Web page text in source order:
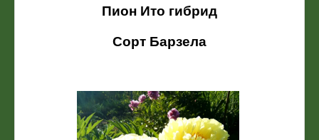
Пион Ито гибрид
Сорт Барзела